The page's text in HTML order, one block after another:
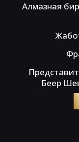
Алмазная
Беер